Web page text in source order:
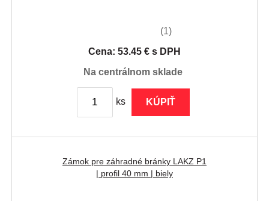
(1)
Cena: 53.45 € s DPH
na centrálnom sklade
ks KÚPIŤ
Zámok pre záhradné bránky LAKZ P1
| profil 40 mm | biely